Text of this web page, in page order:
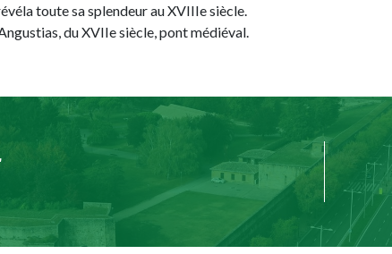
toute sa splendeur au XVIIIe siècle.
du XVIIe siècle, pont médiéval.